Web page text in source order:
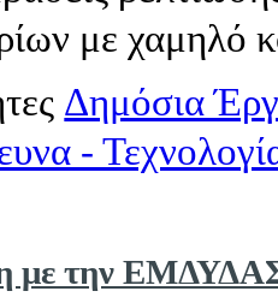
με χαμηλό
Δημόσια
-
με την